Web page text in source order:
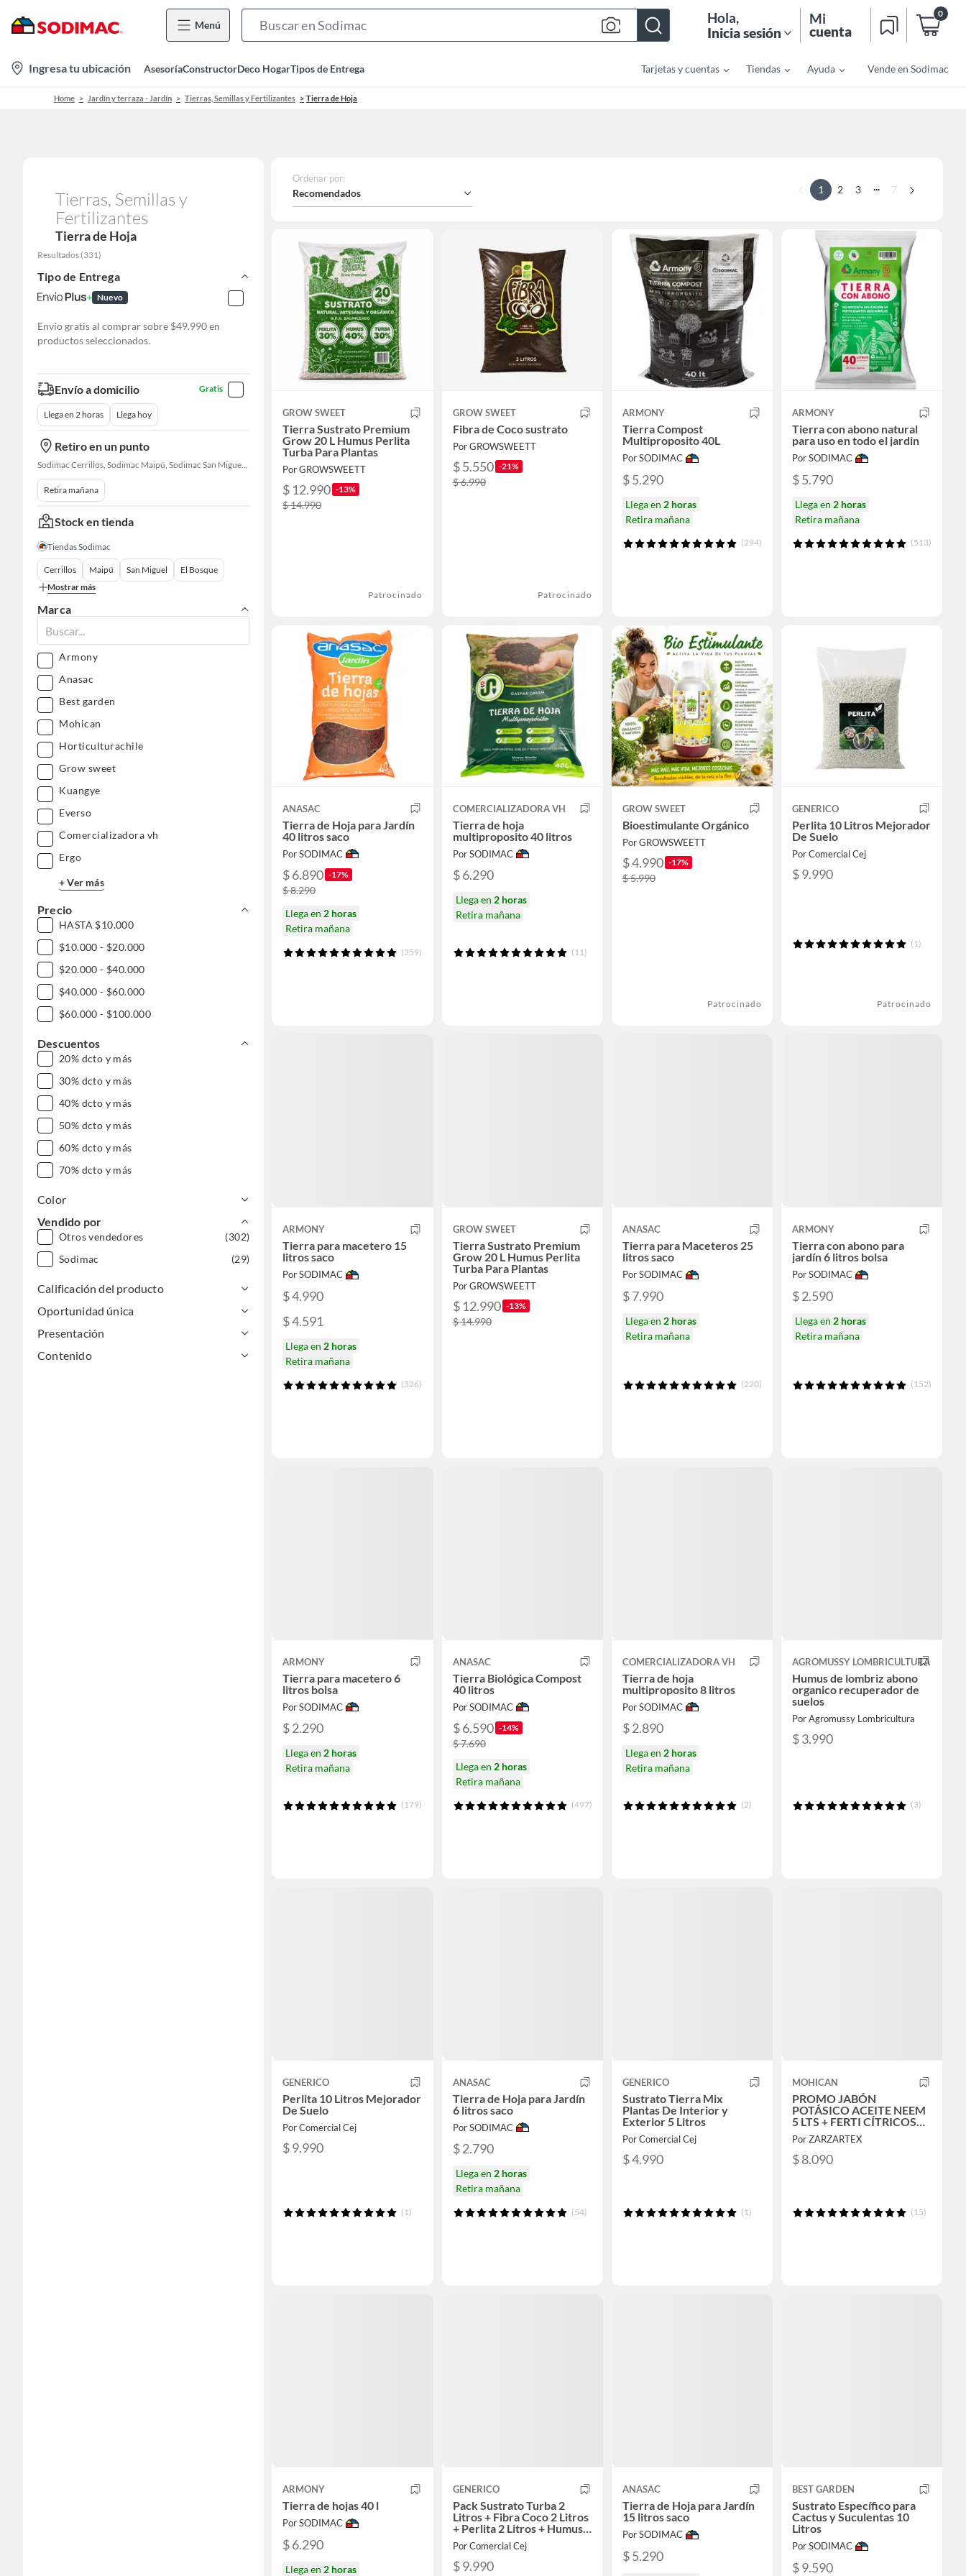
Menú
Bar
Hola,
Inicia sesión
Mi
cuenta
0
location-
icon
Ingresa tu ubicación AsesoríaConstructorDeco HogarTipos de Entrega Tarjetas y cuentas Tiendas Ayuda Vende en Sodimac
Home Jardín y terraza - Jardín Tierras, Semillas y Fertilizantes Tierra de Hoja
Tierras, Semillas y
Fertilizantes
Tierra de Hoja
Resultados (331)
Tipo de Entrega
Nuevo
Envío gratis al comprar sobre $49.990 en
productos seleccionados.
Envío a domicilio Gratis
Llega en 2 horas Llega hoy
Retiro en un punto
Sodimac Cerrillos, Sodimac Maipú, Sodimac San Miguel, Sodimac El Bosque, Sodimac San Bernardo, Sodimac Talagante, Sodimac San Fernando
Retira mañana
Stock en tienda
Tiendas Sodimac
Cerrillos Maipú San Miguel
El Bosque
Mostrar más
Marca
Armony
Anasac
Best garden
Mohican
Horticulturachile
Grow sweet
Kuangye
Everso
Comercializadora vh
Ergo
+ Ver más
Precio
HASTA $10.000
$10.000 - $20.000
$20.000 - $40.000
$40.000 - $60.000
$60.000 - $100.000
Descuentos
20% dcto y más
30% dcto y más
40% dcto y más
50% dcto y más
60% dcto y más
70% dcto y más
Color
Vendido por
Otros vendedores
(302)
Sodimac
(29)
Calificación del producto
Oportunidad única
Presentación
Contenido
Ordenar por:
Recomendados 1 2 3 ... 7
GROW SWEET
Tierra Sustrato Premium
Grow 20 L Humus Perlita
Turba Para Plantas
Por GROWSWEETT
$ 12.990 -13%
$ 14.990
Patrocinado
GROW SWEET
Fibra de Coco sustrato
Por GROWSWEETT
$ 5.550 -21%
$ 6.990
Patrocinado
ARMONY
Tierra Compost
Multiproposito 40L
Por SODIMAC
$ 5.290
Llega en 2 horas
Retira mañana
(294)
ARMONY
Tierra con abono natural
para uso en todo el jardin
Por SODIMAC
$ 5.790
Llega en 2 horas
Retira mañana
(513)
ANASAC
Tierra de Hoja para Jardín
40 litros saco
Por SODIMAC
$ 6.890 -17%
$ 8.290
Llega en 2 horas
Retira mañana
(359)
COMERCIALIZADORA VH
Tierra de hoja
multiproposito 40 litros
Por SODIMAC
$ 6.290
Llega en 2 horas
Retira mañana
(11)
GROW SWEET
Bioestimulante Orgánico
Por GROWSWEETT
$ 4.990 -17%
$ 5.990
Patrocinado
GENERICO
Perlita 10 Litros Mejorador
De Suelo
Por Comercial Cej
$ 9.990
(1)
Patrocinado
ARMONY
Tierra para macetero 15
litros saco
Por SODIMAC
$ 4.990
$ 4.591
Llega en 2 horas
Retira mañana
(326)
GROW SWEET
Tierra Sustrato Premium
Grow 20 L Humus Perlita
Turba Para Plantas
Por GROWSWEETT
$ 12.990 -13%
$ 14.990
ANASAC
Tierra para Maceteros 25
litros saco
Por SODIMAC
$ 7.990
Llega en 2 horas
Retira mañana
(220)
ARMONY
Tierra con abono para
jardín 6 litros bolsa
Por SODIMAC
$ 2.590
Llega en 2 horas
Retira mañana
(152)
ARMONY
Tierra para macetero 6
litros bolsa
Por SODIMAC
$ 2.290
Llega en 2 horas
Retira mañana
(179)
ANASAC
Tierra Biológica Compost
40 litros
Por SODIMAC
$ 6.590 -14%
$ 7.690
Llega en 2 horas
Retira mañana
(497)
COMERCIALIZADORA VH
Tierra de hoja
multiproposito 8 litros
Por SODIMAC
$ 2.890
Llega en 2 horas
Retira mañana
(2)
AGROMUSSY LOMBRICULTURA
Humus de lombriz abono
organico recuperador de
suelos
Por Agromussy Lombricultura
$ 3.990
(3)
GENERICO
Perlita 10 Litros Mejorador
De Suelo
Por Comercial Cej
$ 9.990
(1)
ANASAC
Tierra de Hoja para Jardín
6 litros saco
Por SODIMAC
$ 2.790
Llega en 2 horas
Retira mañana
(54)
GENERICO
Sustrato Tierra Mix
Plantas De Interior y
Exterior 5 Litros
Por Comercial Cej
$ 4.990
(1)
MOHICAN
PROMO JABÓN
POTÁSICO ACEITE NEEM
5 LTS + FERTI CÍTRICOS
1KG
Por ZARZARTEX
$ 8.090
(15)
ARMONY
Tierra de hojas 40 l
Por SODIMAC
$ 6.290
Llega en 2 horas
GENERICO
Pack Sustrato Turba 2
Litros + Fibra Coco 2 Litros
+ Perlita 2 Litros + Humus 2
Litros
Por Comercial Cej
$ 9.990
ANASAC
Tierra de Hoja para Jardín
15 litros saco
Por SODIMAC
$ 5.290
BEST GARDEN
Sustrato Específico para
Cactus y Suculentas 10
Litros
Por SODIMAC
$ 9.590